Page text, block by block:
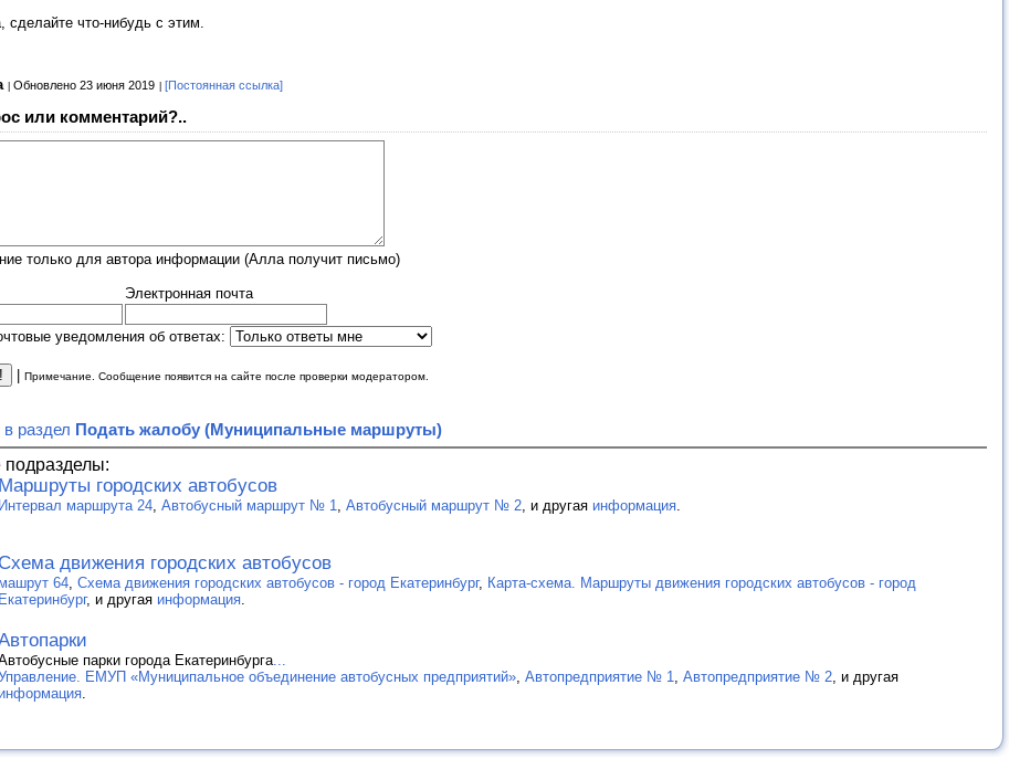
сделайте что-нибудь с этим.
Обновлено 23 июня 2019 [Постоянная ссылка]
или комментарий?..
только для автора информации (Алла получит письмо)
Электронная почта
уведомления об ответах:
Примечание. Сообщение появится на сайте после проверки модератором.
раздел Подать жалобу (Муниципальные маршруты)
Маршруты городских автобусов
Интервал маршрута 24, Автобусный маршрут № 1, Автобусный маршрут № 2, и другая информация.
Схема движения городских автобусов
машрут 64, Схема движения городских автобусов - город Екатеринбург, Карта-схема. Маршруты движения городских автобусов - город
Екатеринбург, и другая информация.
парки города Екатеринбурга...
ЕМУП «Муниципальное объединение автобусных предприятий», Автопредприятие № 1, Автопредприятие № 2, и другая
информация.